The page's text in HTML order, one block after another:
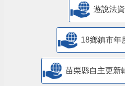
遊說法
18鄉鎮市年
苗栗縣自主更新